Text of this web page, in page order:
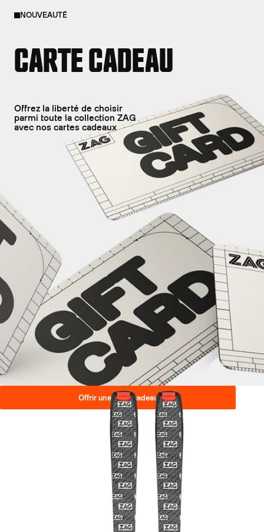
NOUVEAUTÉ
CARTE CADEAU
Offrez la liberté de choisir
parmi toute la collection ZAG
avec nos cartes cadeaux
Offrir une carte cadeau